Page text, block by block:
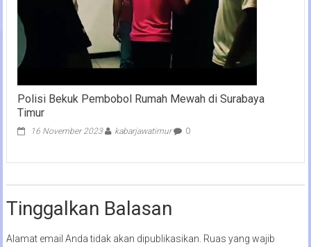
Polisi Bekuk Pembobol Rumah Mewah di Surabaya
Timur
16 November 2023 kabarjawatimur 0
Tinggalkan Balasan
Alamat email Anda tidak akan dipublikasikan. Ruas yang wajib